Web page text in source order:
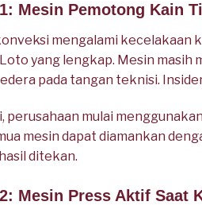
Mesin Pemotong Kain
mengalami
yang lengkap. Mesin
pada tangan teknisi.
perusahaan mulai
mesin dapat diamankan
ditekan.
Mesin Press Aktif Saat